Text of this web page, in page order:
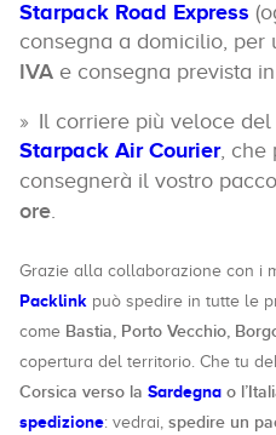
Starpack Road Express
consegna a domicilio, per
IVA e consegna prevista in
Il corriere più veloce
Starpack Air Courier, che
consegnerà il vostro
ore.
Grazie alla collaborazione con i
Packlink può spedire in tutte le
come Bastia, Porto Vecchio,
copertura del territorio. Che tu
Corsica verso la Sardegna o
spedizione: vedrai, spedire un